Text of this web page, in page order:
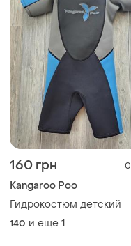
160 грн 0
Kangaroo Poo
Гидрокостюм детский
140 и еще 1